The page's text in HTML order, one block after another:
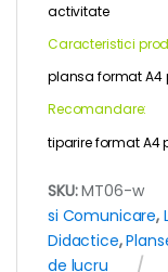
activitate
Caracteristici
plansa format A4
Recomandare:
tiparire format A4
SKU:MT06-w
si Comunicare,
Didactice,
de lucru